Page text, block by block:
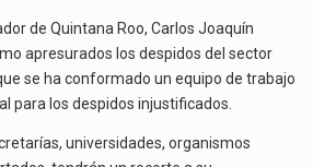
de Quintana Roo, Carlos Joaquín
apresurados los despidos del sector
se ha conformado un equipo de trabajo
para los despidos injustificados.
universidades, organismos